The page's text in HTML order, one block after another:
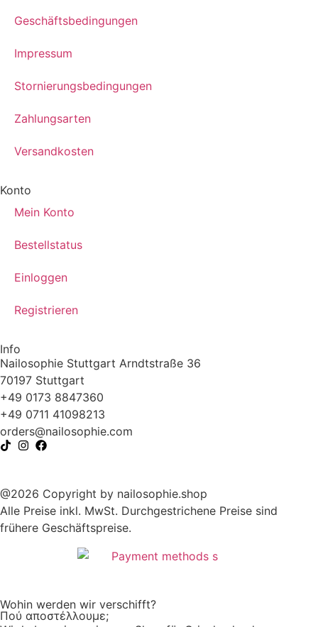
Geschäftsbedingungen
Impressum
Stornierungsbedingungen
Zahlungsarten
Versandkosten
Konto
Mein Konto
Bestellstatus
Einloggen
Registrieren
Info
Nailosophie Stuttgart Arndtstraße 36
70197 Stuttgart
+49 0173 8847360
+49 0711 41098213
moc.eihposolian
@sredro
@2026 Copyright by nailosophie.shop
Alle Preise inkl. MwSt. Durchgestrichene Preise sind
frühere Geschäftspreise.
Wohin werden wir verschifft?
Πού αποστέλλουμε;